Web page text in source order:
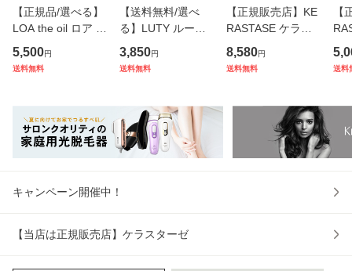
【正規品/選べる】
LOA the oil ロア ザ
オイル 100ml ブラ
ンシュ / シトラス
クティ
5,500円
送料無料
【送料無料/選べ
る】LUTY ルーテ
ィー ヘアオイル ス
ムース/モイスト (1
イル配合【LDKヘ
アオイル1位獲
3,850円
送料無料
【正規販売店】KE
RASTASE ケラス
ターゼ CH ユイル
クロノロジスト N
規販売店】ロレア
ル けらすたーぜ
8,580円
送料無料
【
タ
ド
ア
送料
キャンペーン開催中！
【当店は正規販売店】ケラスターゼ